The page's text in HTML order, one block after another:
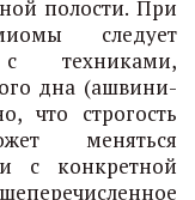
полости. При
следует
с техниками,
дна (ашвини-
что строгость
меняться
с конкретной